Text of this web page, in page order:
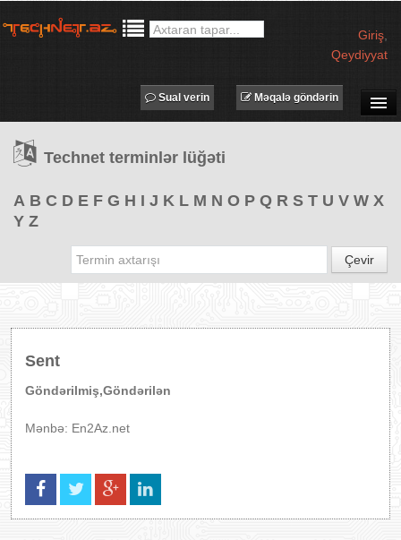
Giriş
Qeydiyyat
TƏDBİRLƏR
PROQRAMLAR
Məqalə göndərin
Sual verin
Technet terminlər lüğəti
A B C D E F G H I J K L M N O P Q R S T U V W X
Y Z
Çevir
Sent
Göndərilmiş,Göndərilən
Mənbə: En2Az.net